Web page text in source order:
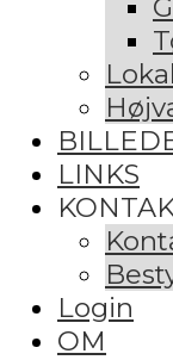
LINKS
Login
OM